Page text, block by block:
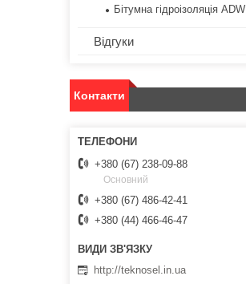
Бітумна гідроізоляція ADW
Відгуки
Контакти
+380 (67) 238-09-88
Основний
+380 (67) 486-42-41
+380 (44) 466-46-47
http://teknosel.in.ua